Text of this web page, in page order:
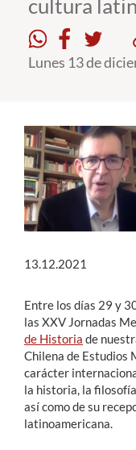
Estudiantes
Académicos
Funcionarios
English
cultura
Lunes 13 de
13.12.2021
Entre los días 29 y
las XXV Jornadas
de Historia de
Chilena de Estudios
carácter
la historia, la
así como de su
latinoamericana.